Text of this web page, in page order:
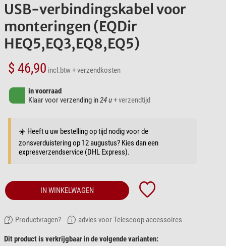
USB-verbindingskabel voor
monteringen (EQDir
HEQ5,EQ3,EQ8,EQ5)
$ 46,90 incl.btw+ verzendkosten
in voorraad
Klaar voor verzending in24 u+ verzendtijd
☀️ Heeft u uw bestelling op tijd nodig voor de
zonsverduistering op 12 augustus? Kies dan een
expresverzendservice (DHL Express).
IN WINKELWAGEN
Productvragen? advies voor Telescoop accessoires
Dit product is verkrijgbaar in de volgende varianten: